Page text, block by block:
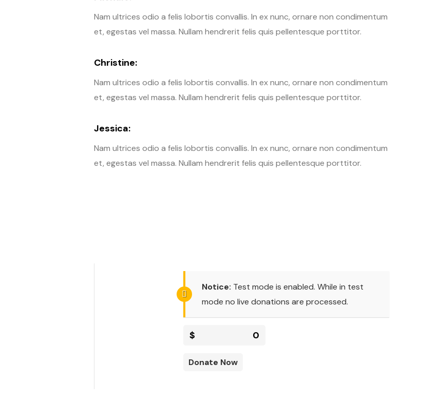
Nam ultrices odio a felis lobortis convallis. In ex nunc, ornare non condimentum
et, egestas vel massa. Nullam hendrerit felis quis pellentesque porttitor.
Christine:
Nam ultrices odio a felis lobortis convallis. In ex nunc, ornare non condimentum
et, egestas vel massa. Nullam hendrerit felis quis pellentesque porttitor.
Jessica:
Nam ultrices odio a felis lobortis convallis. In ex nunc, ornare non condimentum
et, egestas vel massa. Nullam hendrerit felis quis pellentesque porttitor.
Notice: Test mode is enabled. While in test
mode no live donations are processed.
$ 0
Donate Now